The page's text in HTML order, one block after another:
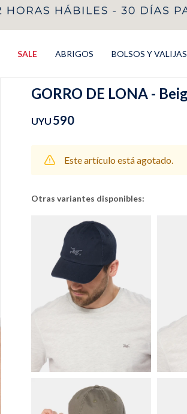
SALE ABRIGOS BOLSOS Y VALIJAS
GORRO DE LONA -
UYU 590
Este artículo está agotado.
Otras variantes disponibles: